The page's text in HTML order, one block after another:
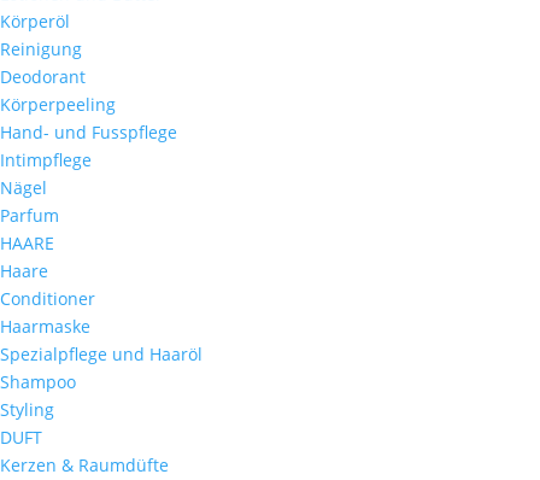
Körperöl
Reinigung
Deodorant
Körperpeeling
Hand- und Fusspflege
Intimpflege
Nägel
Parfum
HAARE
Haare
Conditioner
Haarmaske
Spezialpflege und Haaröl
Shampoo
Styling
DUFT
Kerzen & Raumdüfte